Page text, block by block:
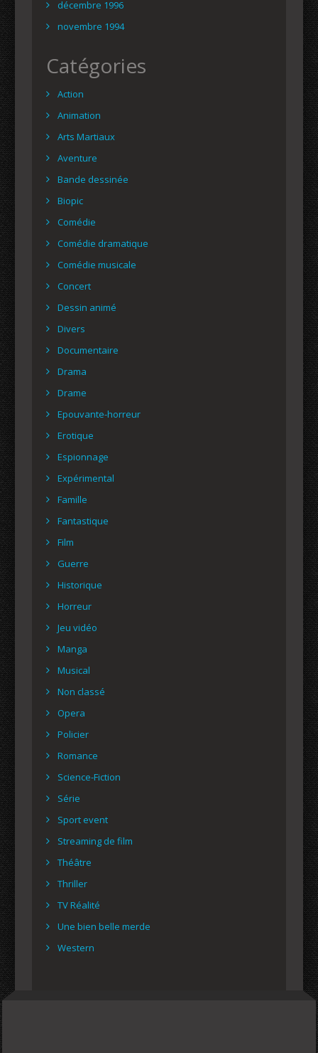
décembre 1996
novembre 1994
Catégories
Action
Animation
Arts Martiaux
Aventure
Bande dessinée
Biopic
Comédie
Comédie dramatique
Comédie musicale
Concert
Dessin animé
Divers
Documentaire
Drama
Drame
Epouvante-horreur
Erotique
Espionnage
Expérimental
Famille
Fantastique
Film
Guerre
Historique
Horreur
Jeu vidéo
Manga
Musical
Non classé
Opera
Policier
Romance
Science-Fiction
Série
Sport event
Streaming de film
Théâtre
Thriller
TV Réalité
Une bien belle merde
Western